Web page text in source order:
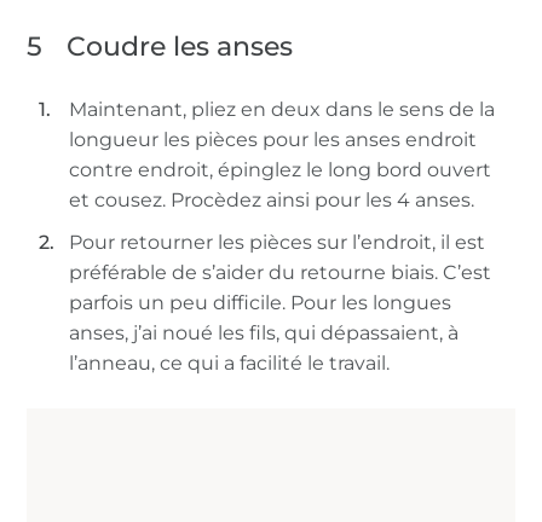
5 Coudre les anses
Maintenant, pliez en deux dans le sens de la
longueur les pièces pour les anses endroit
contre endroit, épinglez le long bord ouvert
et cousez. Procèdez ainsi pour les 4 anses.
Pour retourner les pièces sur l’endroit, il est
préférable de s’aider du retourne biais. C’est
parfois un peu difficile. Pour les longues
anses, j’ai noué les fils, qui dépassaient, à
l’anneau, ce qui a facilité le travail.